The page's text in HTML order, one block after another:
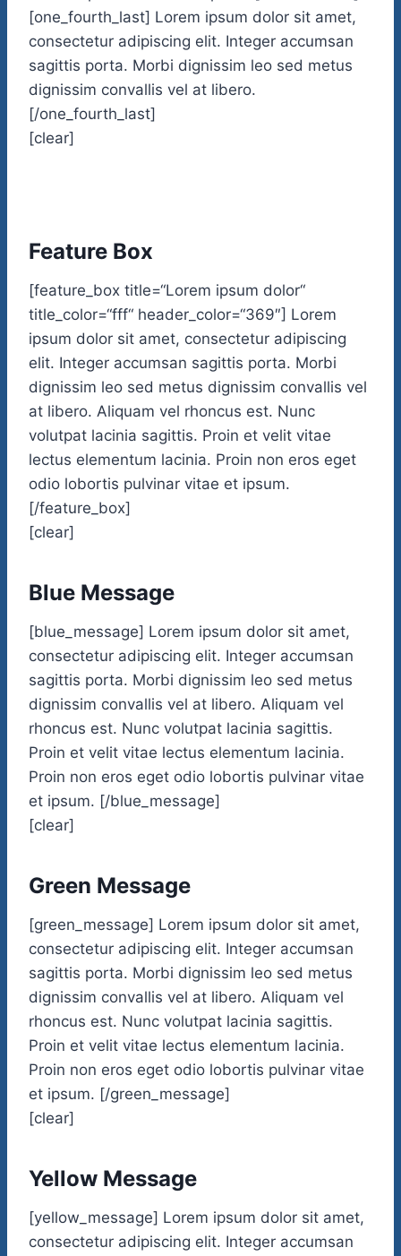
[one_fourth_last] Lorem ipsum dolor sit amet,
consectetur adipiscing elit. Integer accumsan
sagittis porta. Morbi dignissim leo sed metus
dignissim convallis vel at libero.
[/one_fourth_last]
[clear]
Feature Box
[feature_box title=“Lorem ipsum dolor“
title_color=“fff“ header_color=“369″] Lorem
ipsum dolor sit amet, consectetur adipiscing
elit. Integer accumsan sagittis porta. Morbi
dignissim leo sed metus dignissim convallis vel
at libero. Aliquam vel rhoncus est. Nunc
volutpat lacinia sagittis. Proin et velit vitae
lectus elementum lacinia. Proin non eros eget
odio lobortis pulvinar vitae et ipsum.
[/feature_box]
[clear]
Blue Message
[blue_message] Lorem ipsum dolor sit amet,
consectetur adipiscing elit. Integer accumsan
sagittis porta. Morbi dignissim leo sed metus
dignissim convallis vel at libero. Aliquam vel
rhoncus est. Nunc volutpat lacinia sagittis.
Proin et velit vitae lectus elementum lacinia.
Proin non eros eget odio lobortis pulvinar vitae
et ipsum. [/blue_message]
[clear]
Green Message
[green_message] Lorem ipsum dolor sit amet,
consectetur adipiscing elit. Integer accumsan
sagittis porta. Morbi dignissim leo sed metus
dignissim convallis vel at libero. Aliquam vel
rhoncus est. Nunc volutpat lacinia sagittis.
Proin et velit vitae lectus elementum lacinia.
Proin non eros eget odio lobortis pulvinar vitae
et ipsum. [/green_message]
[clear]
Yellow Message
[yellow_message] Lorem ipsum dolor sit amet,
consectetur adipiscing elit. Integer accumsan